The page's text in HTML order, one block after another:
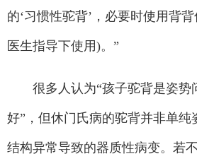
的‘习惯性驼背’，必要时使用背
医生指导下使用)。”
很多人认为“孩子驼背是姿势
好”，但休门氏病的驼背并非单纯
结构异常导致的器质性病变。若